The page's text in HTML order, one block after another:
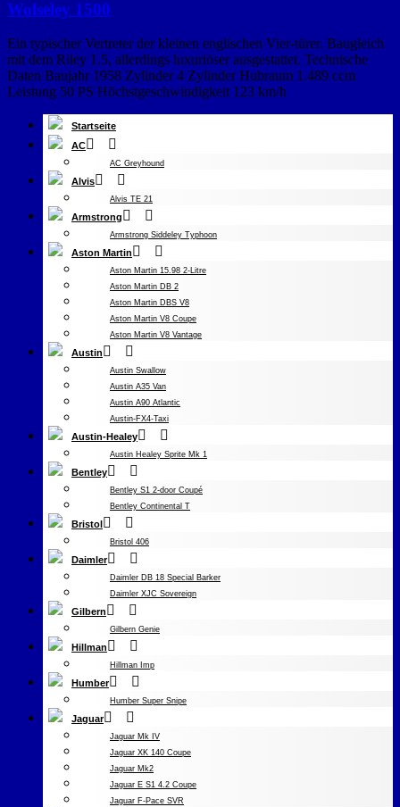
Wolseley 1500
Ein typischer Vertreter der kleinen englischen Vier-türer. Baugleich
mit dem Riley 1.5, allerdings luxuriöser ausgestattet. Technische
Daten Baujahr 1958 Zylinder 4 Zylinder Hubraum 1.489 ccm
Leistung 50 PS Höchstgeschwindigkeit 123 km/h
Startseite
AC
AC Greyhound
Alvis
Alvis TE 21
Armstrong
Armstrong Siddeley Typhoon
Aston Martin
Aston Martin 15.98 2-Litre
Aston Martin DB 2
Aston Martin DBS V8
Aston Martin V8 Coupe
Aston Martin V8 Vantage
Austin
Austin Swallow
Austin A35 Van
Austin A90 Atlantic
Austin-FX4-Taxi
Austin-Healey
Austin Healey Sprite Mk 1
Bentley
Bentley S1 2-door Coupé
Bentley Continental T
Bristol
Bristol 406
Daimler
Daimler DB 18 Special Barker
Daimler XJC Sovereign
Gilbern
Gilbern Genie
Hillman
Hillman Imp
Humber
Humber Super Snipe
Jaguar
Jaguar Mk IV
Jaguar XK 140 Coupe
Jaguar Mk2
Jaguar E S1 4.2 Coupe
Jaguar F-Pace SVR